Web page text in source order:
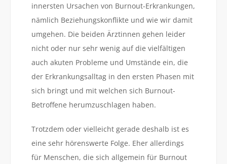
innersten Ursachen von Burnout-Erkrankungen,
nämlich Beziehungskonflikte und wie wir damit
umgehen. Die beiden Ärztinnen gehen leider
nicht oder nur sehr wenig auf die vielfältigen
auch akuten Probleme und Umstände ein, die
der Erkrankungsalltag in den ersten Phasen mit
sich bringt und mit welchen sich Burnout-
Betroffene herumzuschlagen haben.
Trotzdem oder vielleicht gerade deshalb ist es
eine sehr hörenswerte Folge. Eher allerdings
für Menschen, die sich allgemein für Burnout